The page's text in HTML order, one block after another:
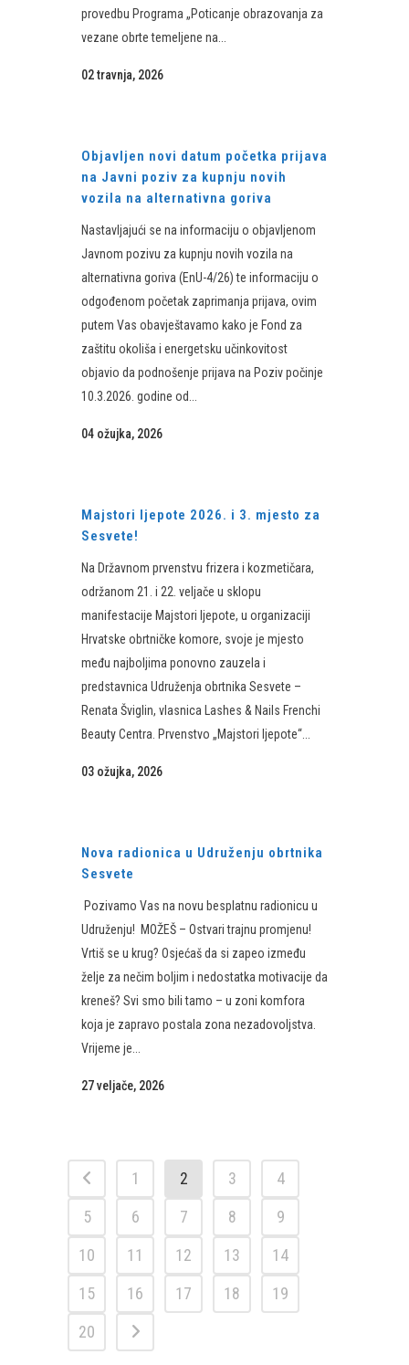
provedbu Programa „Poticanje obrazovanja za
vezane obrte temeljene na...
02 travnja, 2026
Objavljen novi datum početka prijava
na Javni poziv za kupnju novih
vozila na alternativna goriva
Nastavljajući se na informaciju o objavljenom
Javnom pozivu za kupnju novih vozila na
alternativna goriva (EnU-4/26) te informaciju o
odgođenom početak zaprimanja prijava, ovim
putem Vas obavještavamo kako je Fond za
zaštitu okoliša i energetsku učinkovitost
objavio da podnošenje prijava na Poziv počinje
10.3.2026. godine od...
04 ožujka, 2026
Majstori ljepote 2026. i 3. mjesto za
Sesvete!
Na Državnom prvenstvu frizera i kozmetičara,
održanom 21. i 22. veljače u sklopu
manifestacije Majstori ljepote, u organizaciji
Hrvatske obrtničke komore, svoje je mjesto
među najboljima ponovno zauzela i
predstavnica Udruženja obrtnika Sesvete –
Renata Šviglin, vlasnica Lashes & Nails Frenchi
Beauty Centra. Prvenstvo „Majstori ljepote“...
03 ožujka, 2026
Nova radionica u Udruženju obrtnika
Sesvete
Pozivamo Vas na novu besplatnu radionicu u
Udruženju! MOŽEŠ – Ostvari trajnu promjenu!
Vrtiš se u krug? Osjećaš da si zapeo između
želje za nečim boljim i nedostatka motivacije da
kreneš? Svi smo bili tamo – u zoni komfora
koja je zapravo postala zona nezadovoljstva.
Vrijeme je...
27 veljače, 2026
1 2 3
4
5
6 7 8
9
10
11 12 13
14
15
16 17 18
19
20